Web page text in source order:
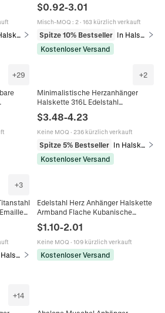
Für Frauen Eleganter Stil
$0.92-3.01
Misch-MOQ : 2· 163 kürzlich verkauft
Spitze 10% Bestseller
Kostenloser Versand
+29 +2
Minimalistische Herzanhänger
Halskette 316L Edelstahl
Spiegelpoliert Schlangenkette
Schmuck Für Damen
$3.48-4.23
Keine MOQ · 236 kürzlich verkauft
Spitze 5% Bestseller
In Halsketten
Kostenloser Versand
+3
In Halsketten
Edelstahl Herz Anhänger Halskette
Armband Flache Kubanische
Schlangenkette Minimalistischer
Luxus Modeschmuck Für Damen
$1.10-2.01
Keine MOQ · 109 kürzlich verkauft
Kostenloser Versand
+14